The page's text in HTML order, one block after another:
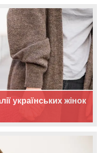
українських жінок